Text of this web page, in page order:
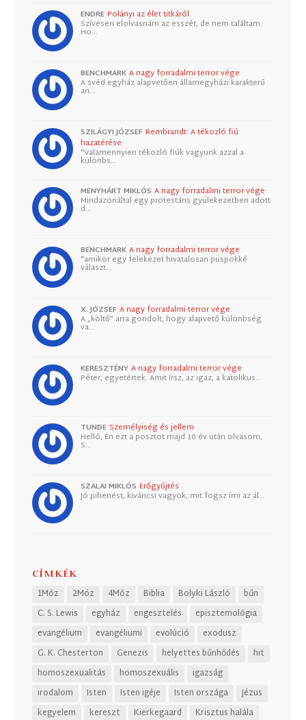
ENDRE Polányi az élet titkáról
Szívesen elolvasnám az esszét, de nem találtam.
Ho…
BENCHMARK A nagy forradalmi terror vége
A svéd egyház alapvetően államegyházi karakterű
an…
SZILÁGYI JÓZSEF Rembrandt: A tékozló fiú
hazatérése
"Valamennyien tékozló fiúk vagyunk azzal a
különbs…
MENYHÁRT MIKLÓS A nagy forradalmi terror vége
Mindazonáltal egy protestáns gyülekezetben adott
d…
BENCHMARK A nagy forradalmi terror vége
"amikor egy felekezet hivatalosan püspökké
választ…
X. JÓZSEF A nagy forradalmi terror vége
A „költő” arra gondolt, hogy alapvető különbség
va…
KERESZTÉNY A nagy forradalmi terror vége
Péter, egyetértek. Amit írsz, az igaz, a katolikus…
TUNDE Személyiség és jellem
Helló, Én ezt a posztot majd 10 év után olvasom,
S…
SZALAI MIKLÓS Erőgyűjtés
Jó pihenést, kiváncsi vagyok, mit fogsz írni az ál…
CÍMKÉK
1Móz 2Móz 4Móz Biblia Bolyki László
bűn
C. S. Lewis
egyház engesztelés
episztemológia
evangélium
evangéliumi evolúció
exodusz
G. K. Chesterton
Genezis helyettes bűnhődés
hit
homoszexualitás
homoszexuális
igazság
irodalom
Isten Isten igéje Isten országa
Jézus
kegyelem
kereszt Kierkegaard Krisztus halála